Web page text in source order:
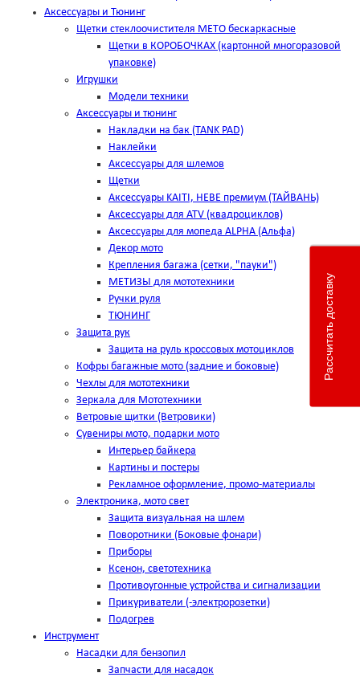
Аксессуары и Тюнинг
Щетки стеклоочистителя METO бескаркасные
Щетки в КОРОБОЧКАХ (картонной многоразовой
упаковке)
Игрушки
Модели техники
Аксессуары и тюнинг
Накладки на бак (TANK PAD)
Наклейки
Аксессуары для шлемов
Щетки
Аксессуары KAITI, HEBE премиум (ТАЙВАНЬ)
Аксессуары для ATV (квадроциклов)
Аксессуары для мопеда ALPHA (Альфа)
Декор мото
Крепления багажа (сетки, "пауки")
МЕТИЗЫ для мототехники
Ручки руля
ТЮНИНГ
Защита рук
Защита на руль кроссовых мотоциклов
Кофры багажные мото (задние и боковые)
Чехлы для мототехники
Зеркала для Мототехники
Ветровые щитки (Ветровики)
Сувениры мото, подарки мото
Интерьер байкера
Картины и постеры
Рекламное оформление, промо-материалы
Электроника, мото свет
Защита визуальная на шлем
Поворотники (Боковые фонари)
Приборы
Ксенон, светотехника
Противоугонные устройства и сигнализации
Прикуриватели (-электророзетки)
Подогрев
Инструмент
Насадки для бензопил
Запчасти для насадок
Рассчитать доставку